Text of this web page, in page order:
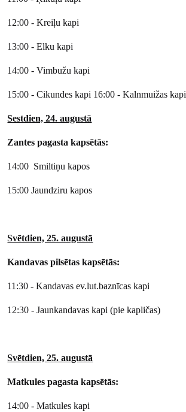
12:00 - Kreiļu kapi
13:00 - Elku kapi
14:00 - Vimbužu kapi
15:00 - Cikundes kapi 16:00 - Kalnmuižas kapi
Sestdien, 24. augustā
Zantes pagasta kapsētās:
14:00 Smiltiņu kapos
15:00 Jaundziru kapos
Svētdien, 25. augustā
Kandavas pilsētas kapsētās:
11:30 - Kandavas ev.lut.baznīcas kapi
12:30 - Jaunkandavas kapi (pie kapličas)
Svētdien, 25. augustā
Matkules pagasta kapsētās:
14:00 - Matkules kapi